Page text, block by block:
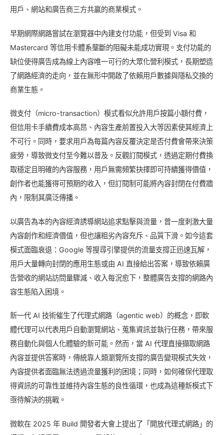
用戶、網站和廣告商三方共贏的商業模式。
早期網際網路嘗試在瀏覽器中內建支付功能，但受到 Visa 和
Mastercard 等信用卡體系壟斷的阻礙未能成功實現。支付功能的
缺位使得廣告成為線上內容唯一可行的大眾化營利模式，長期塑造
了網路經濟的走向，並在無形中開啟了依賴用戶數據與隱私交換的
商業生態。
微支付（micro-transaction）模式看似允許用戶按篇小額付費，
但信用卡手續費成本高昂、內容生產前置投入大等因素使其經濟上
不可行。同時，要求用戶為每篇內容反覆決定是否付費會帶來決策
疲勞，導致微支付至今難以普及。反觀訂閱模式，透過定期付費換
取穩定且明確的內容服務，用戶無需頻繁抉擇即可持續獲得價值，
創作者也能獲得可預期的收入，但訂閱制可能將內容封閉在付費牆
內，限制其廣泛傳播。
以廣告為本的內容經濟誘導網站追求點擊與流量，曾一度刺激大量
內容創作和經濟價值，但也讓粗劣內容充斥、品質下滑。如今這套
模式面臨衰退：Google 等搜尋引擎提供的流量支撐正迅速瓦解，
用戶大量轉向封閉的應用生態或由 AI 直接給出答案，導致依賴廣
告營收的網站訪問量驟減、收入每況愈下，整體廣告支撐的網路內
容生態陷入困境。
新一代 AI 技術催生了代理式網路（agentic web）的概念，即軟
體代理可以代表用戶自動瀏覽網站、蒐集資訊並執行任務，帶來服
務自動化與個人化體驗的新可能。然而，當 AI 代理直接擷取網路
內容並提供答案時，傳統靠人類瀏覽所支撐的廣告變現模式失效，
內容提供者面臨無法透過流量獲利的困境；同時，如何確保代理取
得資訊的可靠性並維持內容生態的良性循環，也成為這種新模式下
亟待解決的挑戰。
微軟在 2025 年 Build 開發者大會上提出了「開放代理式網路」的